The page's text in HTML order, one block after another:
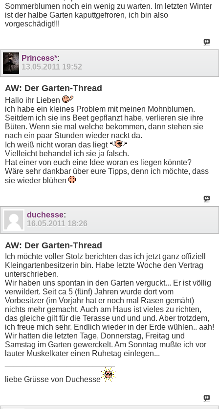
Sommerblumen noch ein wenig zu warten. Im letzten Winter
ist der halbe Garten kaputtgefroren, ich bin also
vorgeschädigt!!!
Princess*:
13.05.2011 19:52
AW: Der Garten-Thread
Hallo ihr Lieben
ich habe ein kleines Problem mit meinen Mohnblumen.
Seitdem ich sie ins Beet gepflanzt habe, verlieren sie ihre
Büten. Wenn sie mal welche bekommen, dann stehen sie
nach ein paar Stunden wieder nackt da.
Ich weiß nicht woran das liegt
Vielleicht behandel ich sie ja falsch.
Hat einer von euch eine Idee woran es liegen könnte?
Wäre sehr dankbar über eure Tipps, denn ich möchte, dass
sie wieder blühen
duchesse:
16.05.2011 18:26
AW: Der Garten-Thread
Ich möchte voller Stolz berichten das ich jetzt ganz offiziell
Kleingartenbesitzerin bin. Habe letzte Woche den Vertrag
unterschrieben.
Wir haben uns spontan in den Garten verguckt... Er ist völlig
verwildert. Seit ca 5 (fünf) Jahren wurde dort vom
Vorbesitzer (im Vorjahr hat er noch mal Rasen gemäht)
nichts mehr gemacht. Auch am Haus ist vieles zu richten,
das gleiche gilt für die Terasse und und und. Aber trotzdem,
ich freue mich sehr. Endlich wieder in der Erde wühlen.. aah!
Wir hatten die letzten Tage, Donnerstag, Freitag und
Samstag im Garten gewerckelt. Am Sonntag mußte ich vor
lauter Muskelkater einen Ruhetag einlegen...
liebe Grüsse von Duchesse